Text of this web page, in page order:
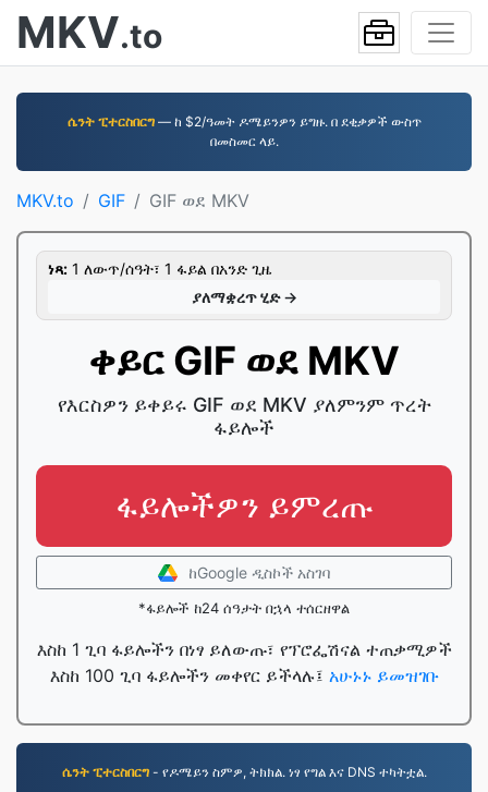
MKV.to
ሴንት ፒተርስበርግ— ከ $2/ዓመት ዶሜይንዎን ይግዙ. በ ደቂቃዎች ውስጥ
በመስመር ላይ.
MKV.to GIF GIF ወደ MKV
ነጻ: 1 ለውጥ/ሰዓት፣ 1 ፋይል በአንድ ጊዜ
ያለማቋረጥ ሂድ →
ቀይር GIF ወደ MKV
የእርስዎን ይቀይሩ GIF ወደ MKV ያለምንም ጥረት
ፋይሎች
ፋይሎችዎን ይምረጡ
ከGoogle ዲስኮች አስገባ
*ፋይሎች ከ24 ሰዓታት በኋላ ተሰርዘዋል
እስከ 1 ጊባ ፋይሎችን በነፃ ይለውጡ፣ የፕሮፌሽናል ተጠቃሚዎች
እስከ 100 ጊባ ፋይሎችን መቀየር ይችላሉ፤ አሁኑኑ ይመዝገቡ
ሴንት ፒተርስበርግ- የዶሜይን ስምዎ, ትክክል. ነፃ የግል እና DNS ተካትቷል.